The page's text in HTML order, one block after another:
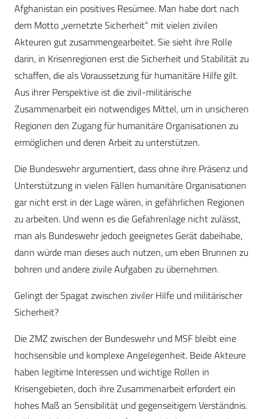
Afghanistan ein positives Resümee. Man habe dort nach
dem Motto „vernetzte Sicherheit“ mit vielen zivilen
Akteuren gut zusammengearbeitet. Sie sieht ihre Rolle
darin, in Krisenregionen erst die Sicherheit und Stabilität zu
schaffen, die als Voraussetzung für humanitäre Hilfe gilt.
Aus ihrer Perspektive ist die zivil-militärische
Zusammenarbeit ein notwendiges Mittel, um in unsicheren
Regionen den Zugang für humanitäre Organisationen zu
ermöglichen und deren Arbeit zu unterstützen.
Die Bundeswehr argumentiert, dass ohne ihre Präsenz und
Unterstützung in vielen Fällen humanitäre Organisationen
gar nicht erst in der Lage wären, in gefährlichen Regionen
zu arbeiten. Und wenn es die Gefahrenlage nicht zulässt,
man als Bundeswehr jedoch geeignetes Gerät dabeihabe,
dann würde man dieses auch nutzen, um eben Brunnen zu
bohren und andere zivile Aufgaben zu übernehmen.
Gelingt der Spagat zwischen ziviler Hilfe und militärischer
Sicherheit?
Die ZMZ zwischen der Bundeswehr und MSF bleibt eine
hochsensible und komplexe Angelegenheit. Beide Akteure
haben legitime Interessen und wichtige Rollen in
Krisengebieten, doch ihre Zusammenarbeit erfordert ein
hohes Maß an Sensibilität und gegenseitigem Verständnis.